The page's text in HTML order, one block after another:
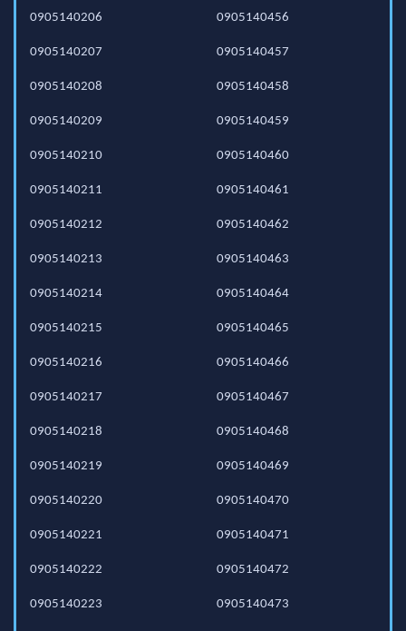
0905140206
0905140207
0905140208
0905140209
0905140210
0905140211
0905140212
0905140213
0905140214
0905140215
0905140216
0905140217
0905140218
0905140219
0905140220
0905140221
0905140222
0905140223
0905140456
0905140457
0905140458
0905140459
0905140460
0905140461
0905140462
0905140463
0905140464
0905140465
0905140466
0905140467
0905140468
0905140469
0905140470
0905140471
0905140472
0905140473